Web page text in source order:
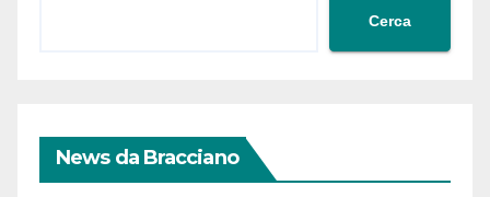
Cerca
News da Bracciano